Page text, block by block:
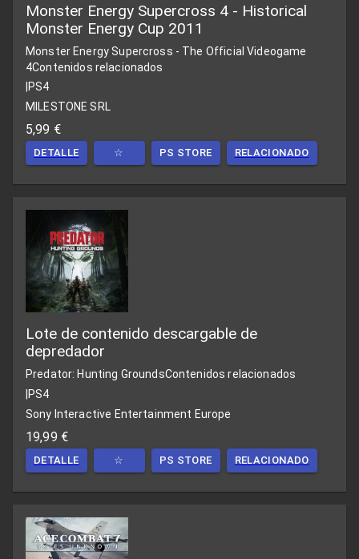
Monster Energy Supercross 4 - Historical
Monster Energy Cup 2011
Monster Energy Supercross - The Official Videogame
4Contenidos relacionados
PS4
MILESTONE SRL
5,99 €
DETALLE ☆ PS STORE RELACIONADO
Lote de contenido descargable de
depredador
Predator: Hunting GroundsContenidos relacionados
PS4
Sony Interactive Entertainment Europe
19,99 €
DETALLE ☆ PS STORE RELACIONADO